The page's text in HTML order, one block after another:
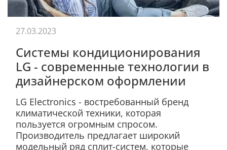
Системы кондиционирования
LG - современные технологии в
дизайнерском оформлении
LG Electronics - востребованный бренд
климатической техники, которая
пользуется огромным спросом.
Производитель предлагает широкий
модельный ряд сплит-систем, которые
27.03.2023